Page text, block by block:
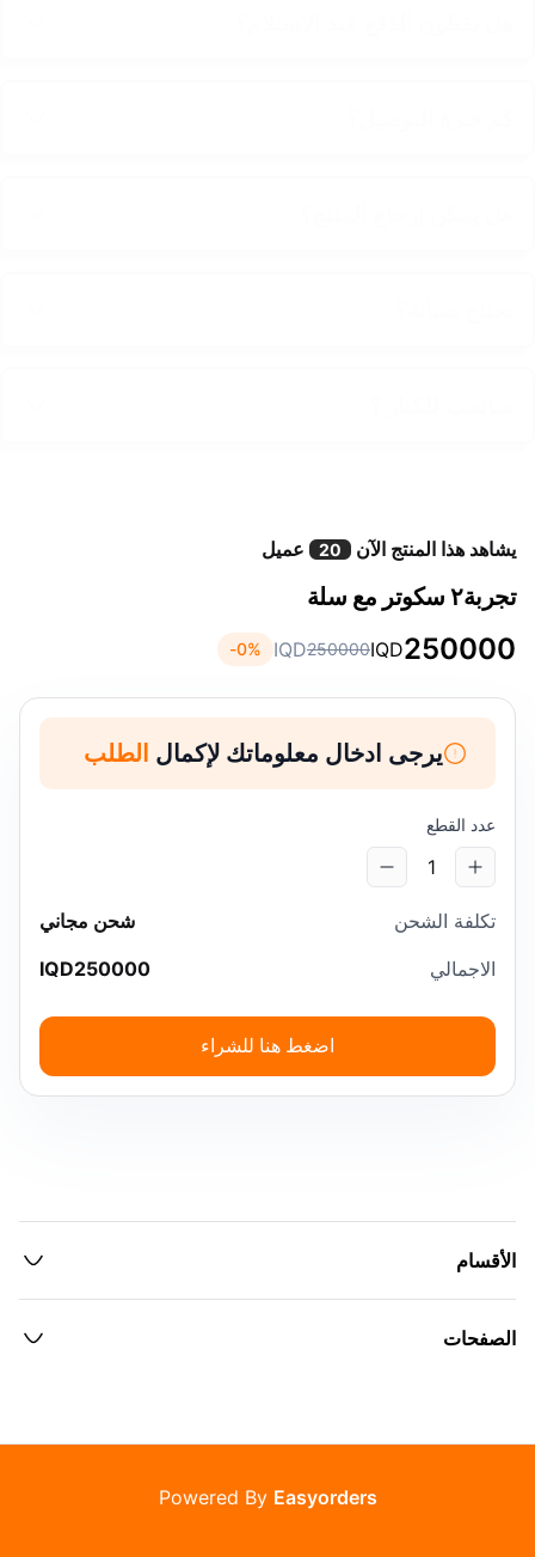
يشاهد هذا المنتج الآن 20 عميل
تجربة٢ سكوتر مع سلة
250000
IQD
250000
IQD
0%-
يرجى ادخال معلوماتك لإكمال الطلب
عدد القطع
1
تكلفة الشحن
شحن مجاني
الاجمالي
250000
IQD
اضغط هنا للشراء
الأقسام
الصفحات
Powered By Easyorders